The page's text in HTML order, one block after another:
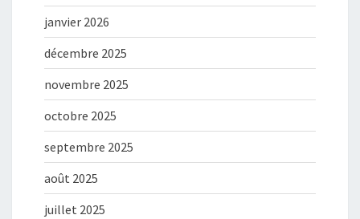
janvier 2026
décembre 2025
novembre 2025
octobre 2025
septembre 2025
août 2025
juillet 2025